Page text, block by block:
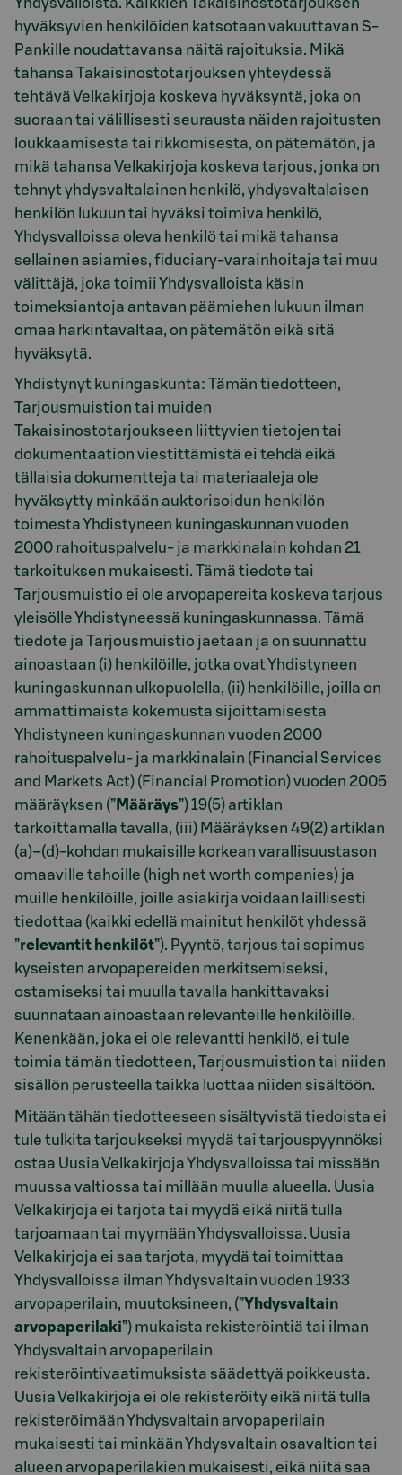
hyväksyvien henkilöiden katsotaan vakuuttavan S-
Pankille noudattavansa näitä rajoituksia. Mikä
tahansa Takaisinostotarjouksen yhteydessä
tehtävä Velkakirjoja koskeva hyväksyntä, joka on
suoraan tai välillisesti seurausta näiden rajoitusten
loukkaamisesta tai rikkomisesta, on pätemätön, ja
mikä tahansa Velkakirjoja koskeva tarjous, jonka on
tehnyt yhdysvaltalainen henkilö, yhdysvaltalaisen
henkilön lukuun tai hyväksi toimiva henkilö,
Yhdysvalloissa oleva henkilö tai mikä tahansa
sellainen asiamies, fiduciary-varainhoitaja tai muu
välittäjä, joka toimii Yhdysvalloista käsin
toimeksiantoja antavan päämiehen lukuun ilman
omaa harkintavaltaa, on pätemätön eikä sitä
hyväksytä.
Yhdistynyt kuningaskunta: Tämän tiedotteen,
Tarjousmuistion tai muiden
Takaisinostotarjoukseen liittyvien tietojen tai
dokumentaation viestittämistä ei tehdä eikä
tällaisia dokumentteja tai materiaaleja ole
hyväksytty minkään auktorisoidun henkilön
toimesta Yhdistyneen kuningaskunnan vuoden
2000 rahoituspalvelu- ja markkinalain kohdan 21
tarkoituksen mukaisesti. Tämä tiedote tai
Tarjousmuistio ei ole arvopapereita koskeva tarjous
yleisölle Yhdistyneessä kuningaskunnassa. Tämä
tiedote ja Tarjousmuistio jaetaan ja on suunnattu
ainoastaan (i) henkilöille, jotka ovat Yhdistyneen
kuningaskunnan ulkopuolella, (ii) henkilöille, joilla on
ammattimaista kokemusta sijoittamisesta
Yhdistyneen kuningaskunnan vuoden 2000
rahoituspalvelu- ja markkinalain (Financial Services
and Markets Act) (Financial Promotion) vuoden 2005
määräyksen (” Määräys”) 19(5) artiklan
tarkoittamalla tavalla, (iii) Määräyksen 49(2) artiklan
(a)–(d)-kohdan mukaisille korkean varallisuustason
omaaville tahoille (high net worth companies) ja
muille henkilöille, joille asiakirja voidaan laillisesti
tiedottaa (kaikki edellä mainitut henkilöt yhdessä
”relevantit henkilöt”). Pyyntö, tarjous tai sopimus
kyseisten arvopapereiden merkitsemiseksi,
ostamiseksi tai muulla tavalla hankittavaksi
suunnataan ainoastaan relevanteille henkilöille.
Kenenkään, joka ei ole relevantti henkilö, ei tule
toimia tämän tiedotteen, Tarjousmuistion tai niiden
sisällön perusteella taikka luottaa niiden sisältöön.
Mitään tähän tiedotteeseen sisältyvistä tiedoista ei
tule tulkita tarjoukseksi myydä tai tarjouspyynnöksi
ostaa Uusia Velkakirjoja Yhdysvalloissa tai missään
muussa valtiossa tai millään muulla alueella. Uusia
Velkakirjoja ei tarjota tai myydä eikä niitä tulla
tarjoamaan tai myymään Yhdysvalloissa. Uusia
Velkakirjoja ei saa tarjota, myydä tai toimittaa
Yhdysvalloissa ilman Yhdysvaltain vuoden 1933
arvopaperilain, muutoksineen, (”Yhdysvaltain
arvopaperilaki”) mukaista rekisteröintiä tai ilman
Yhdysvaltain arvopaperilain
rekisteröintivaatimuksista säädettyä poikkeusta.
Uusia Velkakirjoja ei ole rekisteröity eikä niitä tulla
rekisteröimään Yhdysvaltain arvopaperilain
mukaisesti tai minkään Yhdysvaltain osavaltion tai
alueen arvopaperilakien mukaisesti, eikä niitä saa